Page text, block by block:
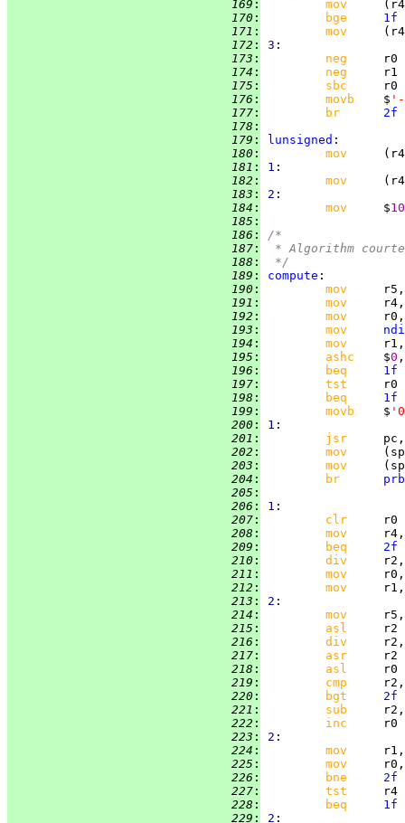
169 :
mov
170 : bge 1f
171 :
mov
172 : 3
173 : neg
174 : neg
175 : sbc
176 : movb $ '-
177 : br 2f
178 :
179 : lunsigned
180 :
mov
181 : 1
182 :
mov
183 : 2
184 : mov $
185 :
186 :
/*
187 :
* Algorithm
188 :
*/
189 : compute
190 :
mov
191 :
mov
192 :
mov
193 : mov
194 :
mov
195 : ashc $0
196 : beq 1f
197 : tst
198 : beq 1f
199 : movb $ '0
200 : 1
201 : jsr pc,
202 :
mov
203 :
mov
204 : br
205 :
206 : 1
207 : clr
208 :
mov
209 : beq 2f
210 :
div
211 :
mov
212 :
mov
213 : 2
214 :
mov
215 : asl
216 :
div
217 : asr
218 : asl
219 :
cmp
220 : bgt 2f
221 :
sub
222 : inc
223 : 2
224 :
mov
225 :
mov
226 : bne 2f
227 : tst
228 : beq 1f
229 : 2